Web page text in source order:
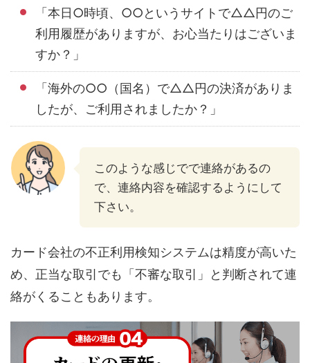
「本日○時頃、○○というサイトで△△円のご
利用履歴がありますが、お心当たりはございま
すか？」
「海外の○○（国名）で△△円の決済がありま
したが、ご利用されましたか？」
このような感じでで連絡があるの
で、連絡内容を確認するようにして
下さい。
カード会社の不正利用検知システムは精度が高いた
め、正当な取引でも「不審な取引」と判断されて連
絡がくることもあります。